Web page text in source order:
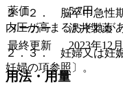
２．２． 脳卒中急性
内圧が高まるおそれが
２．３． 妊婦又は妊
妊婦の項参照〕。
薬価
5.7円
メーカー
沢井製薬
最終更新
2023年12
用法・用量